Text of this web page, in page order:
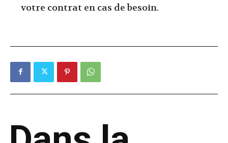
votre contrat en cas de besoin.